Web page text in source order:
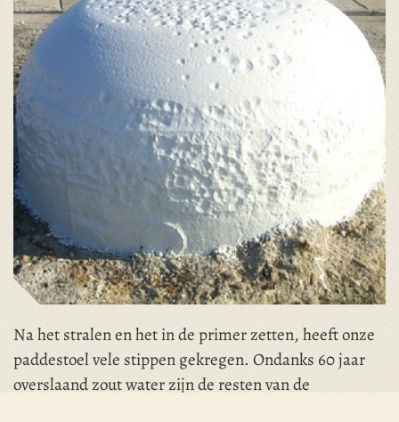
Na het stralen en het in de primer zetten, heeft onze
paddestoel vele stippen gekregen. Ondanks 60 jaar
overslaand zout water zijn de resten van de